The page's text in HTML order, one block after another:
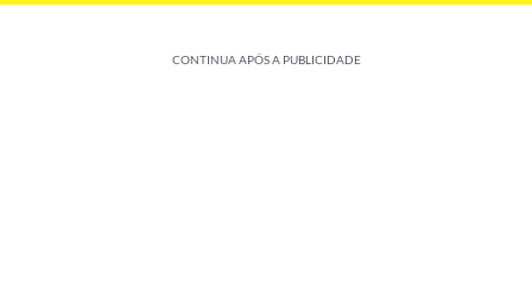
CONTINUA APÓS A PUBLICIDADE